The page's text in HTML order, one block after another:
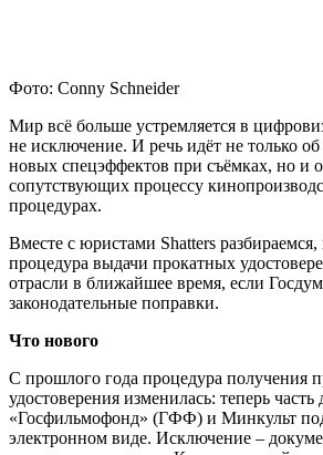
Фото: Conny Schneider
Мир всё больше устремляется в
не исключение. И речь идёт не только
новых спецэффектов при съёмках, но и
сопутствующих процессу
процедурах.
Вместе с юристами Shatters
процедура выдачи прокатных
отрасли в ближайшее время, если
законодательные поправки.
Что нового
С прошлого года процедура получения
удостоверения изменилась: теперь часть
«Госфильмофонд» (ГФФ) и Минкульт
электронном виде. Исключение –